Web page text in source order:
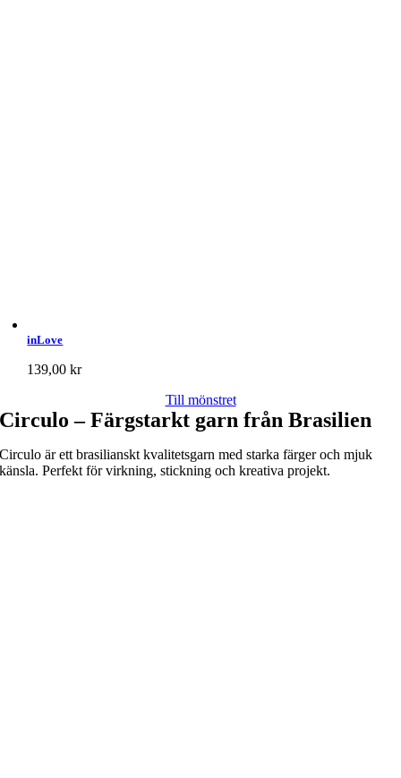
inLove
139,00kr
Till mönstret
Circulo – Färgstarkt garn från Brasilien
Circulo är ett brasilianskt kvalitetsgarn med starka färger och mjuk
känsla. Perfekt för virkning, stickning och kreativa projekt.